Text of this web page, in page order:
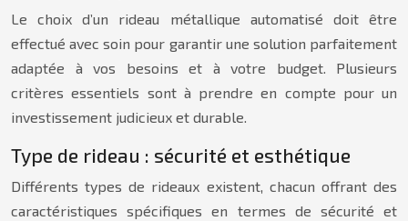
Le choix d’un rideau métallique automatisé doit être
effectué avec soin pour garantir une solution parfaitement
adaptée à vos besoins et à votre budget. Plusieurs
critères essentiels sont à prendre en compte pour un
investissement judicieux et durable.
Type de rideau : sécurité et esthétique
Différents types de rideaux existent, chacun offrant des
caractéristiques spécifiques en termes de sécurité et